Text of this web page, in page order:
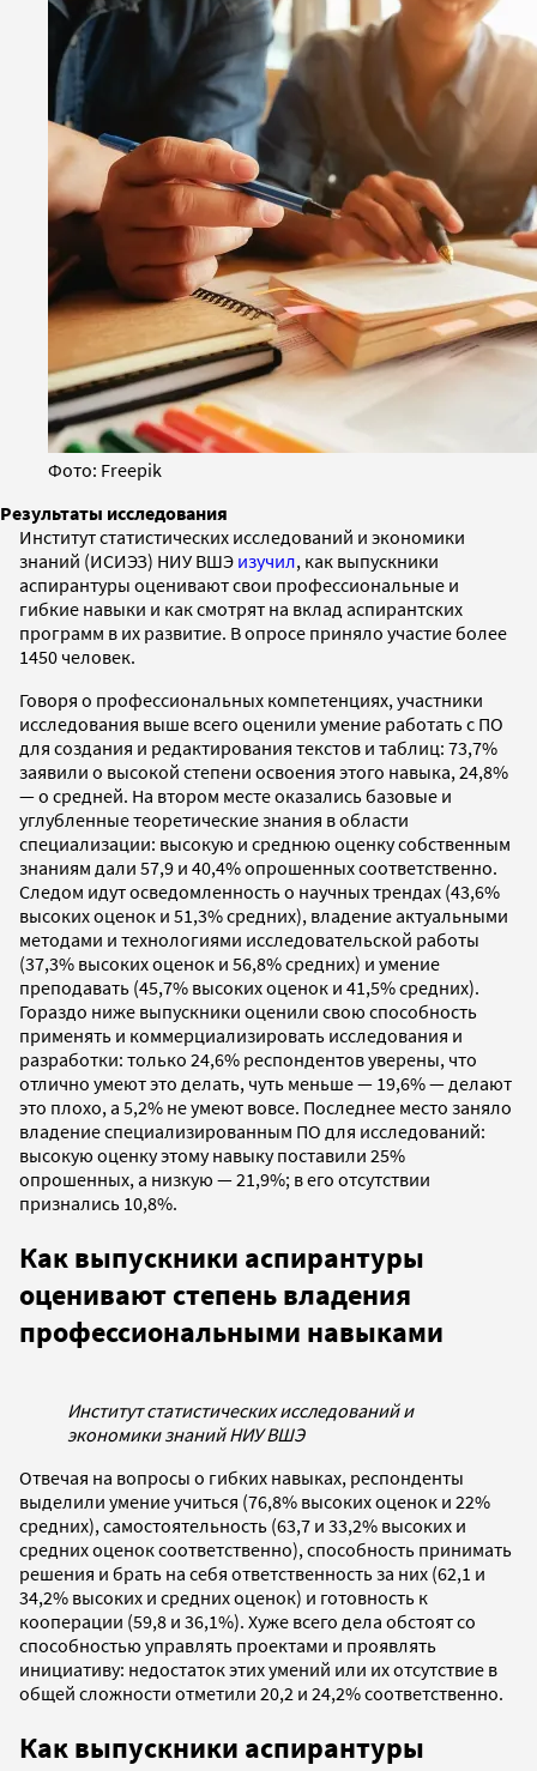
Фото: Freepik
Результаты исследования
Институт статистических исследований и экономики
знаний (ИСИЭЗ) НИУ ВШЭ изучил, как выпускники
аспирантуры оценивают свои профессиональные и
гибкие навыки и как смотрят на вклад аспирантских
программ в их развитие. В опросе приняло участие более
1450 человек.
Говоря о профессиональных компетенциях, участники
исследования выше всего оценили умение работать с ПО
для создания и редактирования текстов и таблиц: 73,7%
заявили о высокой степени освоения этого навыка, 24,8%
— о средней. На втором месте оказались базовые и
углубленные теоретические знания в области
специализации: высокую и среднюю оценку собственным
знаниям дали 57,9 и 40,4% опрошенных соответственно.
Следом идут осведомленность о научных трендах (43,6%
высоких оценок и 51,3% средних), владение актуальными
методами и технологиями исследовательской работы
(37,3% высоких оценок и 56,8% средних) и умение
преподавать (45,7% высоких оценок и 41,5% средних).
Гораздо ниже выпускники оценили свою способность
применять и коммерциализировать исследования и
разработки: только 24,6% респондентов уверены, что
отлично умеют это делать, чуть меньше — 19,6% — делают
это плохо, а 5,2% не умеют вовсе. Последнее место заняло
владение специализированным ПО для исследований:
высокую оценку этому навыку поставили 25%
опрошенных, а низкую — 21,9%; в его отсутствии
признались 10,8%.
Как выпускники аспирантуры
оценивают степень владения
профессиональными навыками
Институт статистических исследований и
экономики знаний НИУ ВШЭ
Отвечая на вопросы о гибких навыках, респонденты
выделили умение учиться (76,8% высоких оценок и 22%
средних), самостоятельность (63,7 и 33,2% высоких и
средних оценок соответственно), способность принимать
решения и брать на себя ответственность за них (62,1 и
34,2% высоких и средних оценок) и готовность к
кооперации (59,8 и 36,1%). Хуже всего дела обстоят со
способностью управлять проектами и проявлять
инициативу: недостаток этих умений или их отсутствие в
общей сложности отметили 20,2 и 24,2% соответственно.
Как выпускники аспирантуры